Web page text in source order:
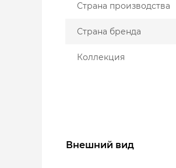
Страна производства
Страна бренда
Коллекция
Внешний вид